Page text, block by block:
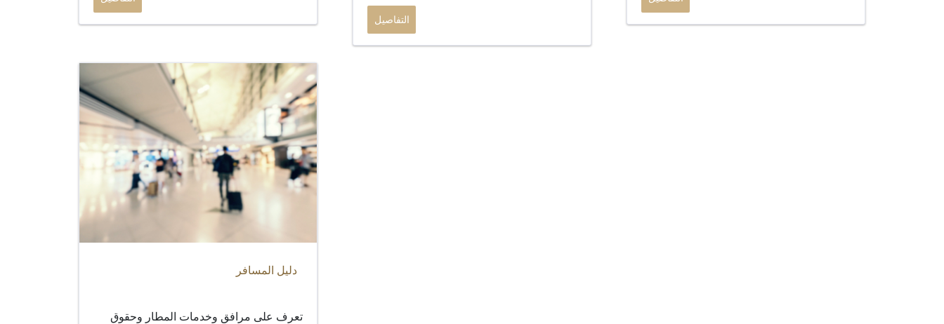
التفاصيل
دليل المسافر
تعرف على مرافق وخدمات المطار وحقوق